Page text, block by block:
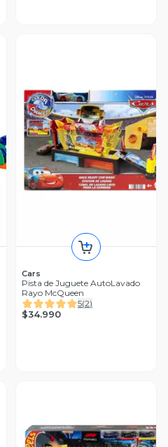
Cars
Pista de Juguete AutoLavado
Rayo McQueen
5(2)
$34.990